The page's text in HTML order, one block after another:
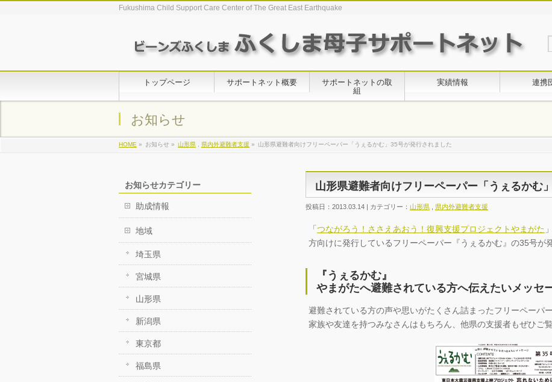
Fukushima Child Support Care Center of The Great East Earthquake
トップページ サポートネット概要
サポートネットの取
組
実績情報 連携
お知らせ
HOME » お知らせ » 山形県 県内外避難者支援 » 山形県避難者向けフリーペーパー「うぇるかむ」35号が発行されました
山形県避難者向けフリーペーパー「うぇるかむ
投稿日：2013.03.14 | カテゴリー： 山形県 県内外避難者支援
「 つながろう！ささえあおう！復興支援プロジェクトやまがた
方向けに発行しているフリーペーパー『うぇるかむ』の35号が
『うぇるかむ』
やまがたへ避難されている方へ伝えたいメッセ
避難されている方の声や思いがたくさん詰まったフリーペーパ
家族や友達を持つみなさんはもちろん、他県の支援者もぜひご覧
お知らせカテゴリー
助成情報
地域
埼玉県
宮城県
山形県
新潟県
東京都
福島県